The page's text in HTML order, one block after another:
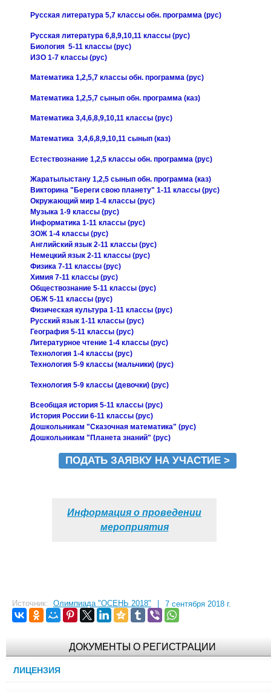
Русская литература 5,7 классы обн. программа (рус)
Русская литература 6,8,9,10,11 классы (рус)
Биология 5-11 классы (рус)
ИЗО 1-7 классы (рус)
Математика 1,2,5,7 классы обн. программа (рус)
Математика 1,2,5,7 сынып обн. программа (каз)
Математика 3,4,6,8,9,10,11 классы (рус)
Математика 3,4,6,8,9,10,11 сынып (каз)
Естествознание 1,2,5 классы обн. программа (рус)
Жаратылыстану 1,2,5 сынып обн. программа (каз)
Викторина "Береги свою планету" 1-11 классы (рус)
Окружающий мир 1-4 классы (рус)
Музыка 1-9 классы (рус)
Информатика 1-11 классы (рус)
ЗОЖ 1-4 классы (рус)
Английский язык 2-11 классы (рус)
Немецкий язык 2-11 классы (рус)
Физика 7-11 классы (рус)
Химия 7-11 классы (рус)
Обществознание 5-11 классы (рус)
ОБЖ 5-11 классы (рус)
Физическая культура 1-11 классы (рус)
Русский язык 1-11 классы (рус)
География 5-11 классы (рус)
Литературное чтение 1-4 классы (рус)
Технология 1-4 классы (рус)
Технология 5-9 классы (мальчики) (рус)
Технология 5-9 классы (девочки) (рус)
Всеобщая история 5-11 классы (рус)
История России 6-11 классы (рус)
Дошкольникам "Сказочная математика" (рус)
Дошкольникам "Планета знаний" (рус)
ПОДАТЬ ЗАЯВКУ НА УЧАСТИЕ >
Информация о проведении
мероприятия
Источник: Олимпиада "ОСЕНЬ 2018" 7 сентября 2018 г.
ДОКУМЕНТЫ О РЕГИСТРАЦИИ
ЛИЦЕНЗИЯ